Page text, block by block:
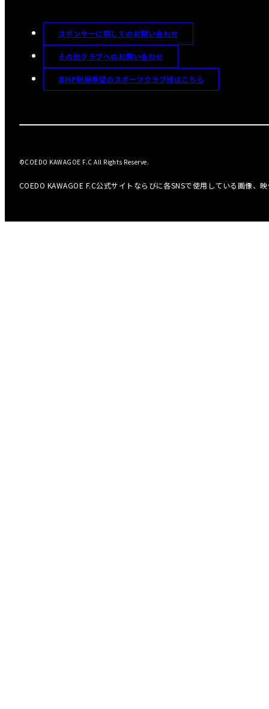
スポンサーに関してのお問い合わせ
その他クラブへのお問い合わせ
本HP利用希望のスポーツクラブ様はこちら
COEDO KAWAGOE F.C公式サイトならびに各SNSで使用している画像、
©COEDO KAWAGOE F.C All Rights Reserve.